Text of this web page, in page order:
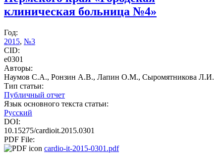
клиническая больница №4»
Год:
2015, №3
CID:
e0301
Авторы:
Наумов С.А., Ронзин А.В., Лапин О.М., Сыромятникова Л.И.
Тип статьи:
Публичный отчет
Язык основного текста статьи:
Русский
DOI:
10.15275/cardioit.2015.0301
PDF File:
cardio-it-2015-0301.pdf